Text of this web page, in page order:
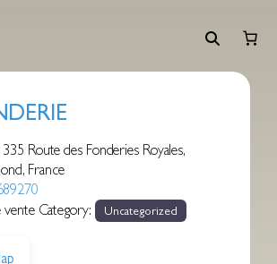
335 Route des Fonderies Royales,
, France
vente Category:
Uncategorized